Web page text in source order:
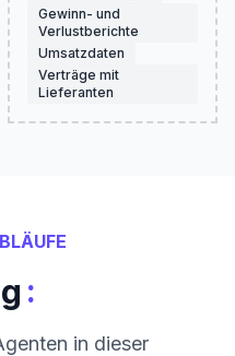
Gewinn- und
Verlustberichte
Umsatzdaten
Verträge mit
Lieferanten
:
in dieser